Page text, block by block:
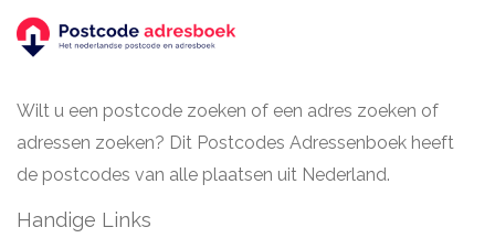
Wilt u een postcode zoeken of een adres zoeken of
adressen zoeken? Dit Postcodes Adressenboek heeft
de postcodes van alle plaatsen uit Nederland.
Handige Links